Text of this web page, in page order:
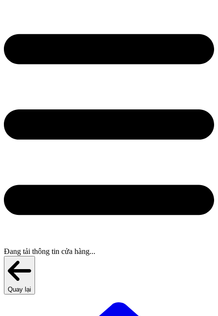
Đang tải thông tin cửa hàng...
Quay lại